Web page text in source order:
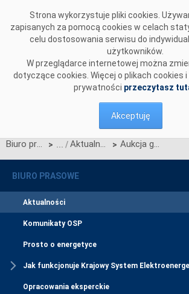
Strona wykorzystuje pliki cookies.
zapisanych za pomocą cookies w celach
celu dostosowania serwisu do
użytkowników.
W przeglądarce internetowej można
dotyczące cookies. Więcej o plikach cookies
prywatności przeczytasz
Akceptuję
Biuro prasowe > Aktualności > Aukcja główna na rok 2027 została zakończona
BIURO PRASOWE
Aktualności
Komunikaty OSP
Prosto o energetyce
Jak funkcjonuje Krajowy System
Opracowania eksperckie